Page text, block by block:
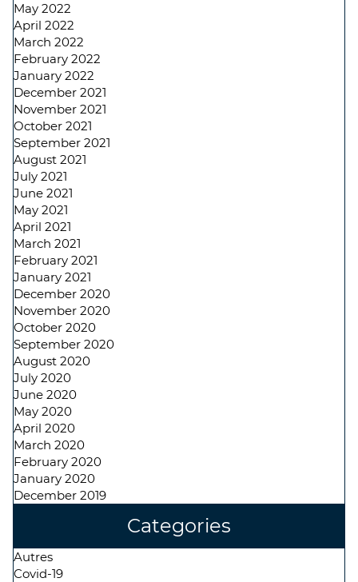
May 2022
April 2022
March 2022
February 2022
January 2022
December 2021
November 2021
October 2021
September 2021
August 2021
July 2021
June 2021
May 2021
April 2021
March 2021
February 2021
January 2021
December 2020
November 2020
October 2020
September 2020
August 2020
July 2020
June 2020
May 2020
April 2020
March 2020
February 2020
January 2020
December 2019
Categories
Autres
Covid-19